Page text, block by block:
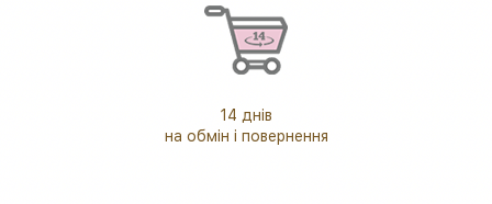
14 днів
на обмін і повернення